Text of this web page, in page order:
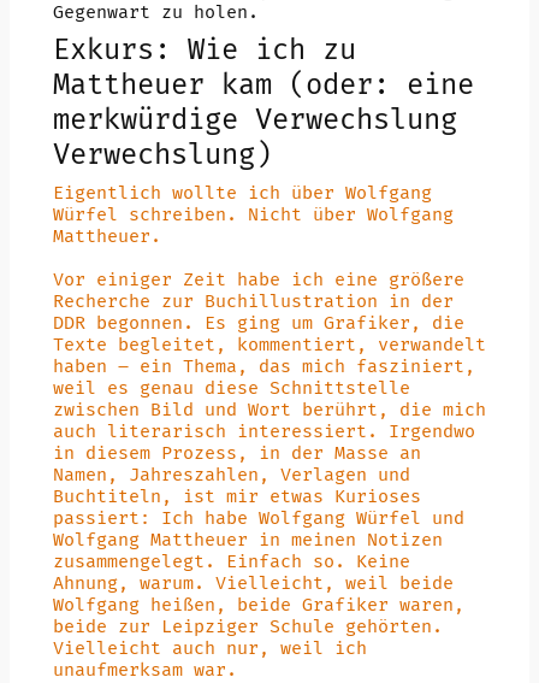
Gegenwart zu holen.
Exkurs: Wie ich zu
Mattheuer kam (oder: eine
merkwürdige Verwechslung
Verwechslung)
Eigentlich wollte ich über Wolfgang
Würfel schreiben. Nicht über Wolfgang
Mattheuer.
Vor einiger Zeit habe ich eine größere
Recherche zur Buchillustration in der
DDR begonnen. Es ging um Grafiker, die
Texte begleitet, kommentiert, verwandelt
haben – ein Thema, das mich fasziniert,
weil es genau diese Schnittstelle
zwischen Bild und Wort berührt, die mich
auch literarisch interessiert. Irgendwo
in diesem Prozess, in der Masse an
Namen, Jahreszahlen, Verlagen und
Buchtiteln, ist mir etwas Kurioses
passiert: Ich habe Wolfgang Würfel und
Wolfgang Mattheuer in meinen Notizen
zusammengelegt. Einfach so. Keine
Ahnung, warum. Vielleicht, weil beide
Wolfgang heißen, beide Grafiker waren,
beide zur Leipziger Schule gehörten.
Vielleicht auch nur, weil ich
unaufmerksam war.